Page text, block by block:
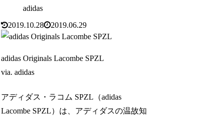
adidas
2019.10.28
2019.06.29
adidas Originals Lacombe SPZL
via. adidas
アディダス・ラコム SPZL（adidas
Lacombe SPZL）は、アディダスの温故知